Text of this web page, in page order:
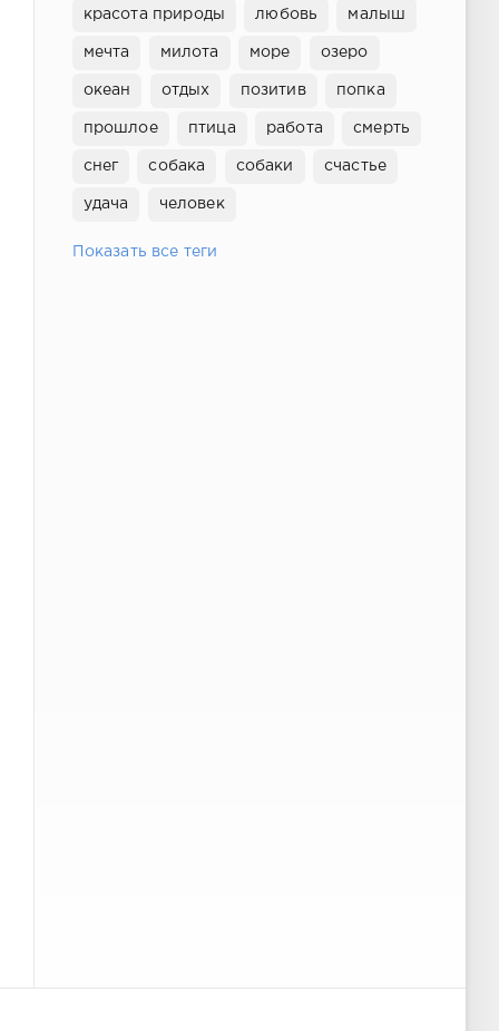
красота природы любовь малыш
мечта милота море озеро
океан отдых позитив попка
прошлое птица работа смерть
снег собака собаки счастье
удача человек
Показать все теги